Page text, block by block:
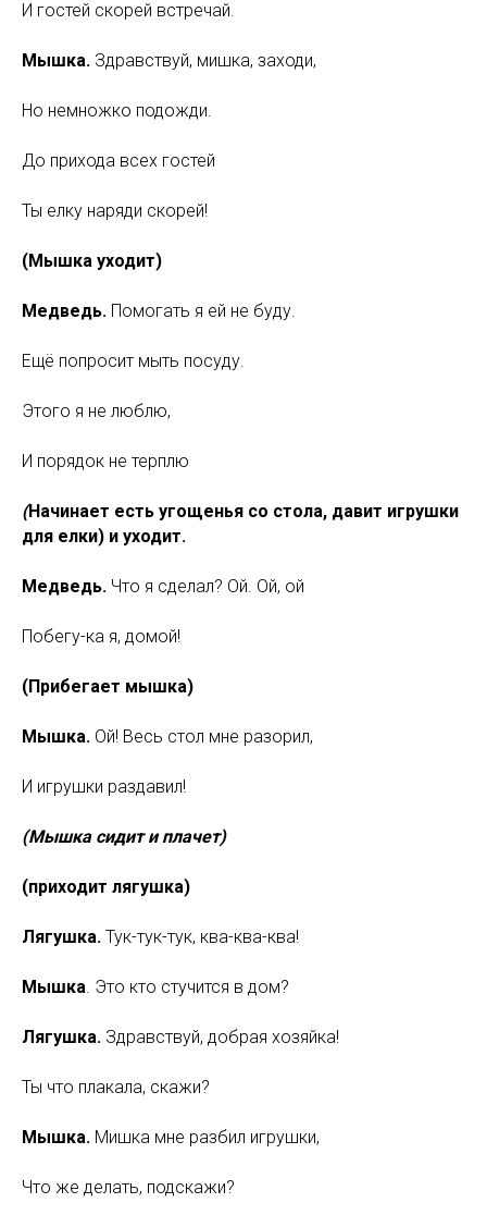
И гостей скорей встречай.
Мышка. Здравствуй, мишка, заходи,
Но немножко подожди.
До прихода всех гостей
Ты елку наряди скорей!
(Мышка уходит)
Медведь. Помогать я ей не буду.
Ещё попросит мыть посуду.
Этого я не люблю,
И порядок не терплю
(Начинает есть угощенья со стола, давит игрушки
для елки) и уходит.
Медведь. Что я сделал? Ой. Ой, ой
Побегу-ка я, домой!
(Прибегает мышка)
Мышка. Ой! Весь стол мне разорил,
И игрушки раздавил!
(Мышка сидит и плачет)
(приходит лягушка)
Лягушка. Тук-тук-тук, ква-ква-ква!
Мышка. Это кто стучится в дом?
Лягушка. Здравствуй, добрая хозяйка!
Ты что плакала, скажи?
Мышка. Мишка мне разбил игрушки,
Что же делать, подскажи?